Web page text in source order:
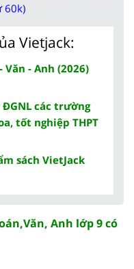
60k)
Vietjack:
Văn - Anh (2026)
ĐGNL các trường
tốt nghiệp THPT
sách VietJack
Anh lớp 9 có